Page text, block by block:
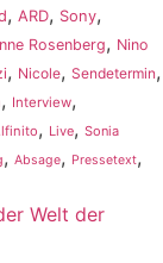
, ARD, Sony,
Rosenberg, Nino
, Nicole, Sendetermin,
, Interview,
, Live, Sonia
, Absage, Pressetext,